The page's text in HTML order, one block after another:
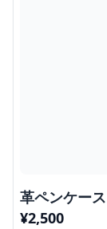
革ペンケー
¥2,500